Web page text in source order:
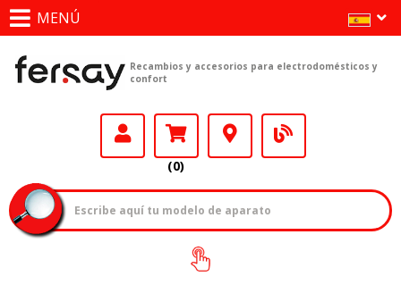
MENÚ
Recambios y accesorios para electrodomésticos y
confort
(0)
¿Cómo encontrar
tu modelo?